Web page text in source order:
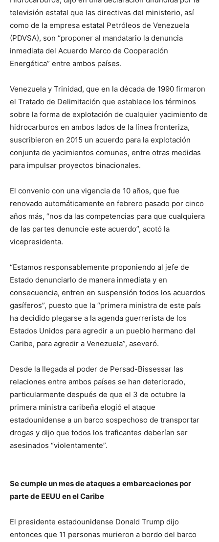
televisión estatal que las directivas del ministerio, así
como de la empresa estatal Petróleos de Venezuela
(PDVSA), son “proponer al mandatario la denuncia
inmediata del Acuerdo Marco de Cooperación
Energética” entre ambos países.
Venezuela y Trinidad, que en la década de 1990 firmaron
el Tratado de Delimitación que establece los términos
sobre la forma de explotación de cualquier yacimiento de
hidrocarburos en ambos lados de la línea fronteriza,
suscribieron en 2015 un acuerdo para la explotación
conjunta de yacimientos comunes, entre otras medidas
para impulsar proyectos binacionales.
El convenio con una vigencia de 10 años, que fue
renovado automáticamente en febrero pasado por cinco
años más, “nos da las competencias para que cualquiera
de las partes denuncie este acuerdo”, acotó la
vicepresidenta.
“Estamos responsablemente proponiendo al jefe de
Estado denunciarlo de manera inmediata y en
consecuencia, entren en suspensión todos los acuerdos
gasíferos”, puesto que la “primera ministra de este país
ha decidido plegarse a la agenda guerrerista de los
Estados Unidos para agredir a un pueblo hermano del
Caribe, para agredir a Venezuela”, aseveró.
Desde la llegada al poder de Persad-Bissessar las
relaciones entre ambos países se han deteriorado,
particularmente después de que el 3 de octubre la
primera ministra caribeña elogió el ataque
estadounidense a un barco sospechoso de transportar
drogas y dijo que todos los traficantes deberían ser
asesinados “violentamente”.
Se cumple un mes de ataques a embarcaciones por
parte de EEUU en el Caribe
El presidente estadounidense Donald Trump dijo
entonces que 11 personas murieron a bordo del barco